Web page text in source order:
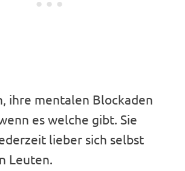
ihre mentalen Blockaden
es welche gibt. Sie
lieber sich selbst
Leuten.